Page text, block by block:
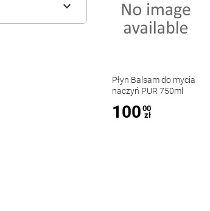

Płyn Balsam do mycia
naczyń PUR 750ml
100 00
zł